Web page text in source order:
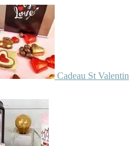
Cadeau St Valentin